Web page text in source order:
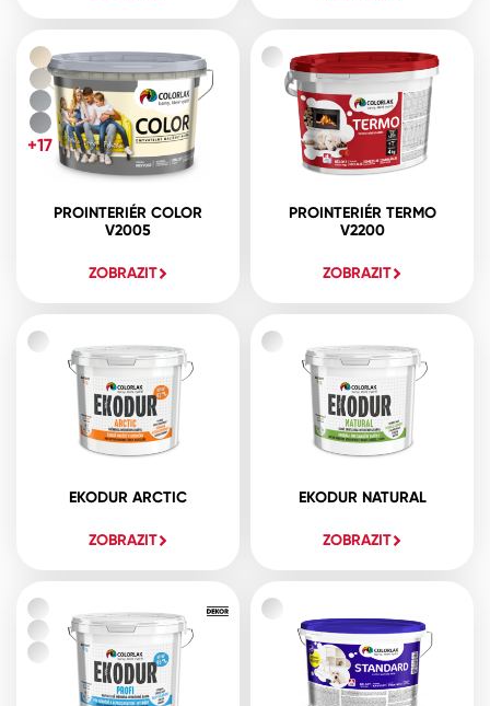
PROINTERIÉR COLOR
V2005
ZOBRAZIT
+17
PROINTERIÉR TERMO
V2200
ZOBRAZIT
EKODUR ARCTIC
ZOBRAZIT
EKODUR NATURAL
ZOBRAZIT